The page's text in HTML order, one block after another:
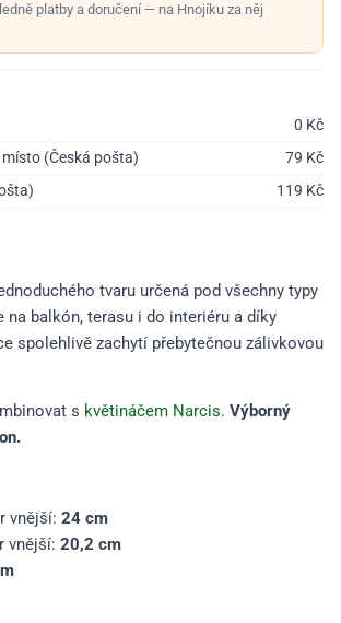
platby a doručení — na Hnojíku za něj
0 Kč
(Česká pošta)
79 Kč
119 Kč
tvaru určená pod všechny typy
na balkón, terasu i do interiéru a díky
spolehlivě zachytí přebytečnou zálivkovou
s květináčem Narcis. Výborný
vnější: 24 cm
vnější: 20,2 cm